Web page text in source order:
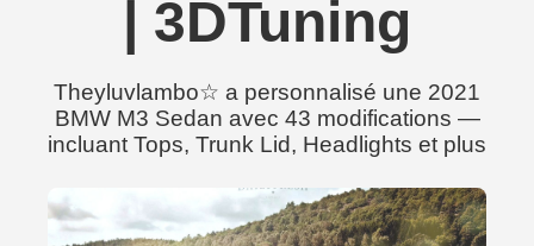
| 3DTuning
Theyluvlambo☆ a personnalisé une 2021
BMW M3 Sedan avec 43 modifications —
incluant Tops, Trunk Lid, Headlights et plus